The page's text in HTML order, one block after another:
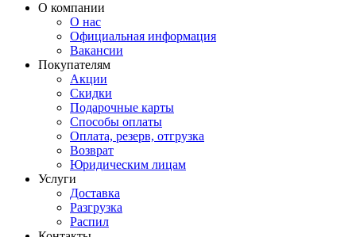
О компании
О нас
Официальная информация
Вакансии
Покупателям
Акции
Скидки
Подарочные карты
Способы оплаты
Оплата, резерв, отгрузка
Возврат
Юридическим лицам
Услуги
Доставка
Разгрузка
Распил